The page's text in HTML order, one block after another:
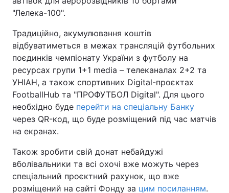
"Лелека-100".
Традиційно, акумулювання коштів
відбуватиметься в межах трансляцій футбольних
поєдинків чемпіонату України з футболу на
ресурсах групи 1+1 media – телеканалах 2+2 та
УНІАН, а також спортивних Digital-проєктах
FootballHub та "ПРОФУТБОЛ Digital". Для цього
необхідно буде перейти на спеціальну Банку
через QR-код, що буде розміщений під час матчів
на екранах.
Також зробити свій донат небайдужі
вболівальники та всі охочі вже можуть через
спеціальний проєктний рахунок, що вже
розміщений на сайті Фонду за цим посиланням.